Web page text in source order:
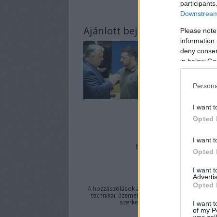
Please
information
deny
in below
I want
Opted
I want
Opted
I want
Opted
I want
of my
Ajánlott bejegyzések:
https://
A hozzászólások a vonatkozó jogszabályok
technikai üzemeltetője semmilyen
szerkesztőjéhez. Részletek a